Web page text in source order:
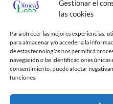
Gestionar el
las cookies
Para ofrecer las mejores experiencias,
para almacenar y/o acceder a la
de estas tecnologías nos permitirá
navegación o las identificaciones
consentimiento, puede afectar
funciones.
Nuestra Clínica
Especialidades
NESA
Contactar
Aviso